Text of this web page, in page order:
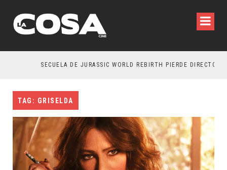
SECUELA DE JURASSIC WORLD REBIRTH PIERDE DIRECTOR
TAG: GRISELDA